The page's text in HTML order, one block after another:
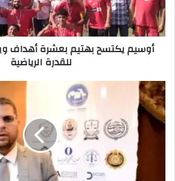
بكأس
السوبر
للقدرة
الرياضية
أوسيم يكتسح بهتيم بعشرة أهداف
للقدرة الرياضية
هشام
خلف
الله:
العالم